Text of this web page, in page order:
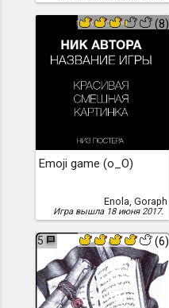
(8)
Emoji game (o_O)
Enola, Goraph
Игра вышла 18 июня 2017.
5 (6)